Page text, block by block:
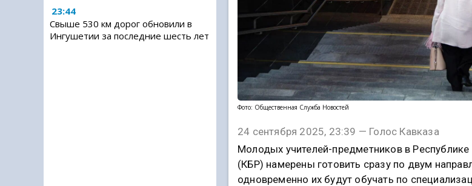
23:44
Свыше 530 км дорог обновили в
Ингушетии за последние шесть лет
Фото: Общественная Служба Новостей
24 сентября 2025, 23:39 — Голос Кавказа
Молодых учителей-предметников в
(КБР) намерены готовить сразу по двум
одновременно их будут обучать по